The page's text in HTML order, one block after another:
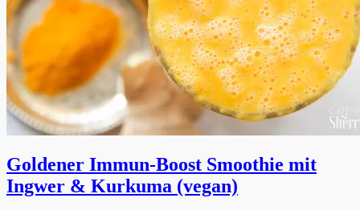
Goldener Immun-Boost Smoothie mit
Ingwer & Kurkuma (vegan)